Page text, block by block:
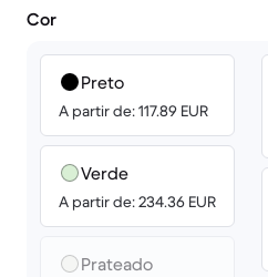
Cor
Preto
A partir de: 117.89 EUR
Verde
A partir de: 234.36 EUR
Prateado